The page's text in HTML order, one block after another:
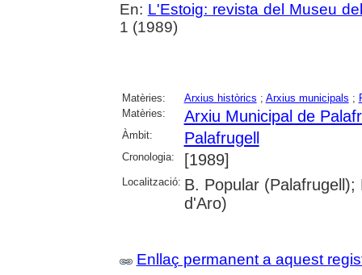
En: L'Estoig: revista del Museu
1 (1989)
Matèries: Arxius històrics ; Arxius municipals ;
Matèries:
Arxiu Municipal de
Àmbit: Palafrugell
Cronologia: [1989]
Localització: B. Popular
d'Aro)
Enllaç permanent a aquest